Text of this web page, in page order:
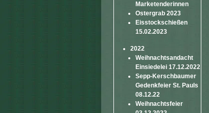
Marketenderinnen
Ostergrab 2023
Eisstockschießen
15.02.2023
2022
Weihnachtsandacht
Einsiedelei 17.12.2022
Sepp-Kerschbaumer
Gedenkfeier St. Pauls
08.12.22
Weihnachtsfeier